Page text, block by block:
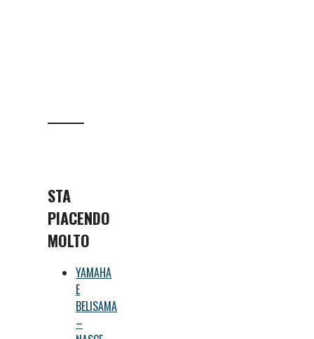
STA
PIACENDO
MOLTO
YAMAHA
E
BELISAMA
–